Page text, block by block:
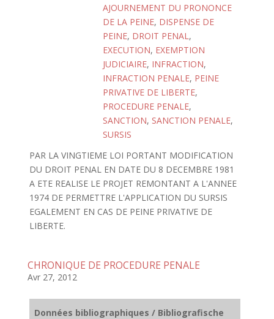
AJOURNEMENT DU PRONONCE
DE LA PEINE, DISPENSE DE
PEINE, DROIT PENAL,
EXECUTION, EXEMPTION
JUDICIAIRE, INFRACTION,
INFRACTION PENALE, PEINE
PRIVATIVE DE LIBERTE,
PROCEDURE PENALE,
SANCTION, SANCTION PENALE,
SURSIS
PAR LA VINGTIEME LOI PORTANT MODIFICATION
DU DROIT PENAL EN DATE DU 8 DECEMBRE 1981
A ETE REALISE LE PROJET REMONTANT A L'ANNEE
1974 DE PERMETTRE L'APPLICATION DU SURSIS
EGALEMENT EN CAS DE PEINE PRIVATIVE DE
LIBERTE.
CHRONIQUE DE PROCEDURE PENALE
Avr 27, 2012
Données bibliographiques / Bibliografische